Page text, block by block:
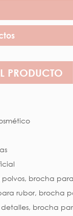
PRODUCTO
brocha
rubor, brocha
brocha